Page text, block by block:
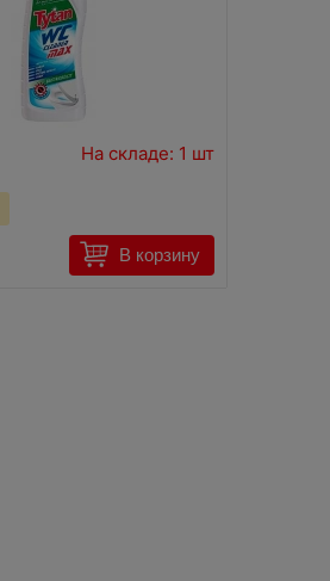
На складе: 1 шт
В корзину